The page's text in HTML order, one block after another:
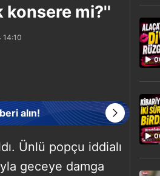
konsere mi?''
14:10
alın!
Ünlü popçu iddialı
geceye damga